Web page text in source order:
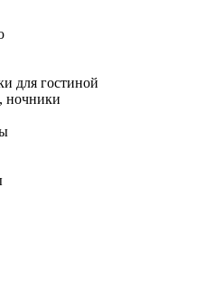
для гостиной
ночники